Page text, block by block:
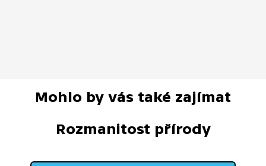
Mohlo by vás také zajímat
Rozmanitost přírody